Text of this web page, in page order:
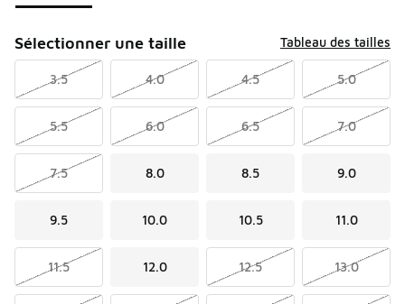
Sélectionner une taille Tableau des tailles
3.5 4.0 4.5 5.0
5.5 6.0 6.5 7.0
7.5 8.0 8.5 9.0
9.5 10.0 10.5 11.0
11.5 12.0 12.5 13.0